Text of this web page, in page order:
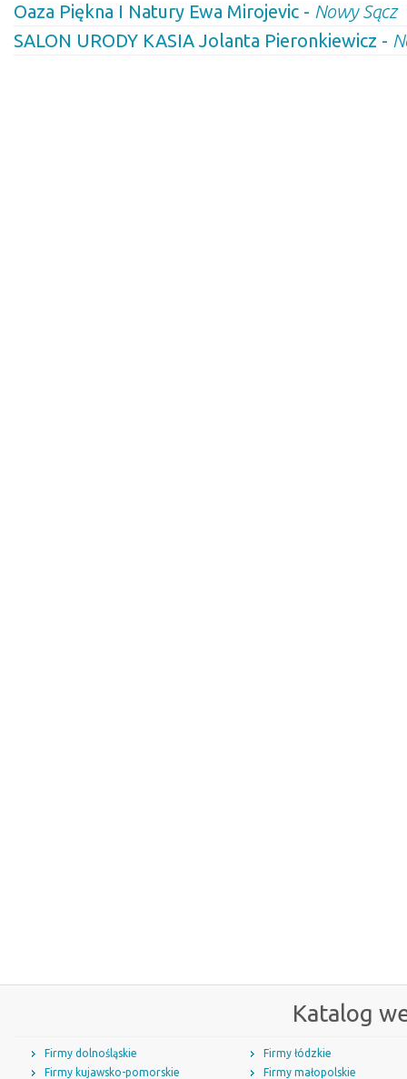
Oaza Piękna I Natury Ewa Mirojevic - Nowy Sącz
SALON URODY KASIA Jolanta Pieronkiewicz -
Katalog
Firmy dolnośląskie
Firmy kujawsko-pomorskie
Firmy łódzkie
Firmy małopolskie